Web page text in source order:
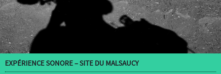
EXPÉRIENCE SONORE – SITE DU MALSAUCY